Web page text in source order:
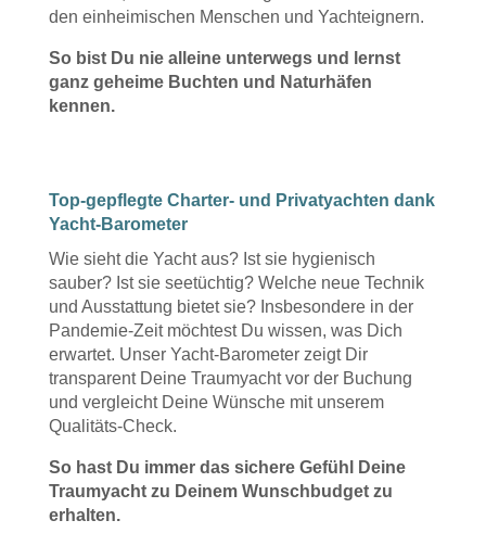
den einheimischen Menschen und Yachteignern.
So bist Du nie alleine unterwegs und lernst
ganz geheime Buchten und Naturhäfen
kennen.
Top-gepflegte Charter- und Privatyachten dank
Yacht-Barometer
Wie sieht die Yacht aus? Ist sie hygienisch
sauber? Ist sie seetüchtig? Welche neue Technik
und Ausstattung bietet sie? Insbesondere in der
Pandemie-Zeit möchtest Du wissen, was Dich
erwartet. Unser Yacht-Barometer zeigt Dir
transparent Deine Traumyacht vor der Buchung
und vergleicht Deine Wünsche mit unserem
Qualitäts-Check.
So hast Du immer das sichere Gefühl Deine
Traumyacht zu Deinem Wunschbudget zu
erhalten.